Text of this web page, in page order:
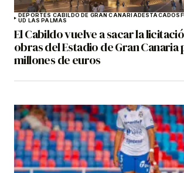
DEPORTES CABILDO DE GRAN CANARIADESTACADOS
UD LAS PALMAS
El Cabildo vuelve a sacar la
obras del Estadio de Gran Canaria
millones de euros